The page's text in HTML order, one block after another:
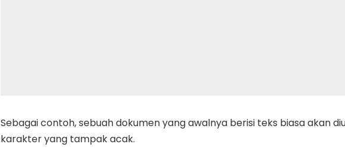
Sebagai contoh, sebuah dokumen yang awalnya berisi teks biasa akan
karakter yang tampak acak.